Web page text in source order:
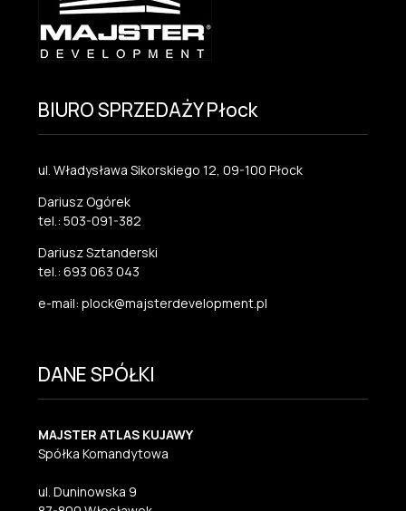
BIURO SPRZEDAŻY Płock
ul. Władysława Sikorskiego 12, 09-100 Płock
Dariusz Ogórek
tel.: 503-091-382
Dariusz Sztanderski
tel.: 693 063 043
e-mail: plock@majsterdevelopment.pl
DANE SPÓŁKI
MAJSTER ATLAS KUJAWY
Spółka Komandytowa
ul. Duninowska 9